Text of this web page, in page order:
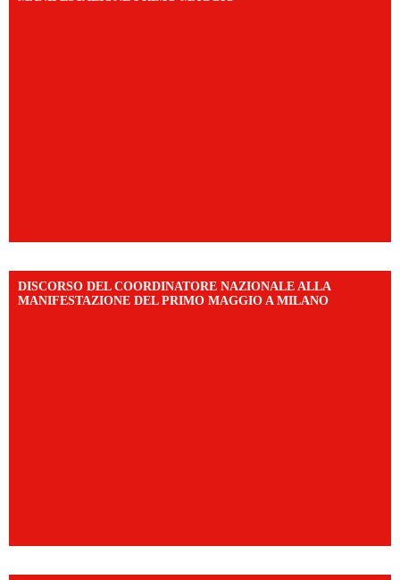
DISCORSO DEL COORDINATORE NAZIONALE ALLA
MANIFESTAZIONE DEL PRIMO MAGGIO A MILANO